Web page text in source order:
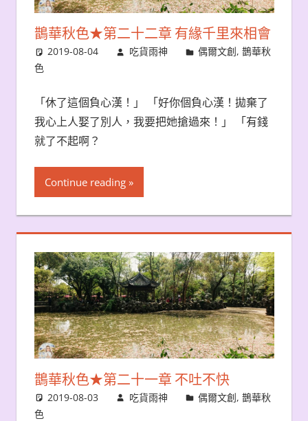
鵲華秋色★第二十二章 有緣千里來相會
2019-08-04 吃貨雨神 偶爾文創,鵲華秋
色
「休了這個負心漢！」 「好你個負心漢！拋棄了
我心上人娶了別人，我要把她搶過來！」 「有錢
就了不起啊？
Continue reading
鵲華秋色★第二十一章 不吐不快
2019-08-03 吃貨雨神 偶爾文創,鵲華秋
色